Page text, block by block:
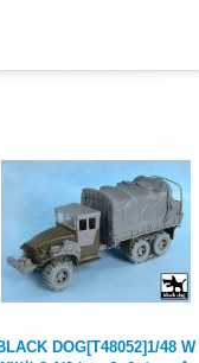
DOG[T48052]1/48 W